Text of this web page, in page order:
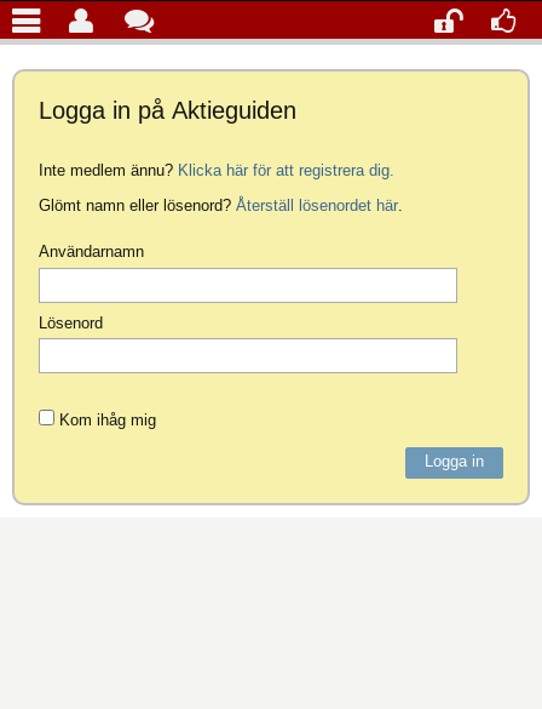
Logga in på Aktieguiden
Inte medlem ännu? Klicka här för att registrera dig.
Glömt namn eller lösenord? Återställ lösenordet här.
Användarnamn
Lösenord
Kom ihåg mig